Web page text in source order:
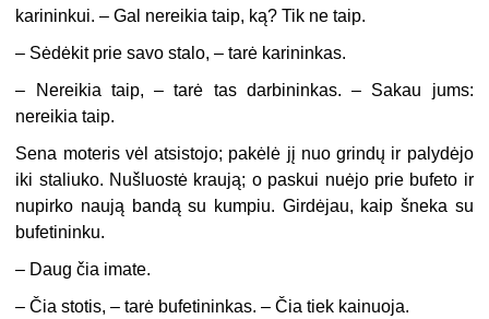
karininkui. – Gal nereikia taip, ką? Tik ne taip.
– Sėdėkit prie savo stalo, – tarė karininkas.
– Nereikia taip, – tarė tas darbininkas. – Sakau jums:
nereikia taip.
Sena moteris vėl atsistojo; pakėlė jį nuo grindų ir palydėjo
iki staliuko. Nušluostė kraują; o paskui nuėjo prie bufeto ir
nupirko naują bandą su kumpiu. Girdėjau, kaip šneka su
bufetininku.
– Daug čia imate.
– Čia stotis, – tarė bufetininkas. – Čia tiek kainuoja.